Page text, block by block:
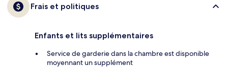
Frais et politiques
Enfants et lits supplémentaires
Service de garderie dans la chambre est disponible
moyennant un supplément